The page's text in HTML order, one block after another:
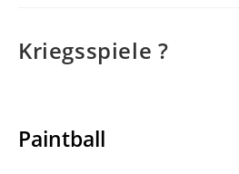
Kriegsspiele ?
Paintball